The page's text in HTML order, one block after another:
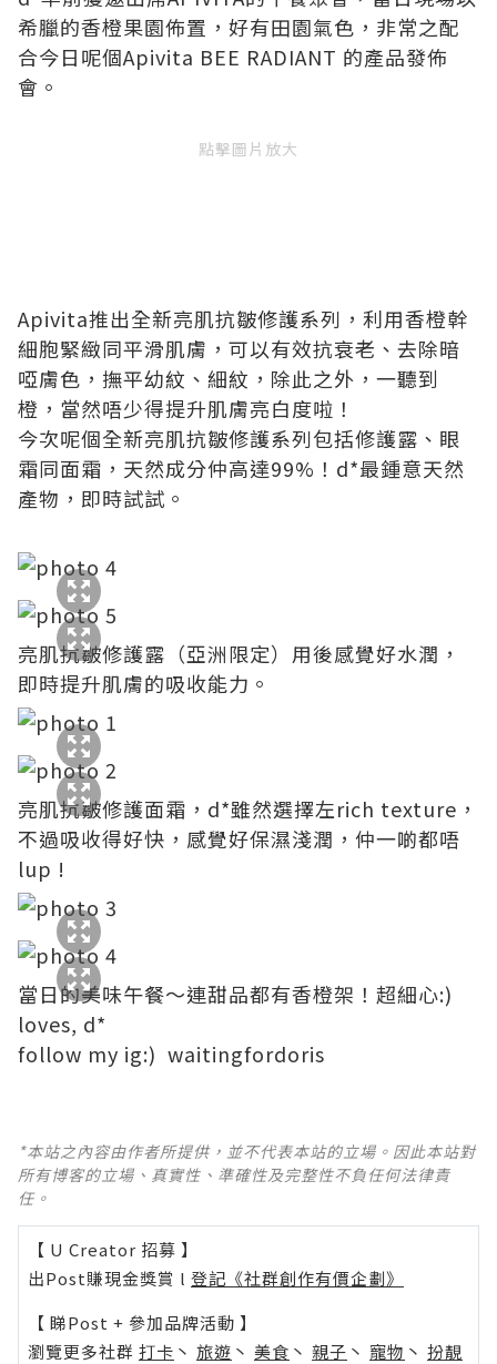
希臘的香橙果園佈置，好有田園氣色，非常之配
合今日呢個Apivita BEE RADIANT 的產品發佈
會。
點擊圖片放大
Apivita推出全新亮肌抗皺修護系列，利用香橙幹
細胞緊緻同平滑肌膚，可以有效抗衰老、去除暗
啞膚色，撫平幼紋、細紋，除此之外，一聽到
橙，當然唔少得提升肌膚亮白度啦！
今次呢個全新亮肌抗皺修護系列包括修護露、眼
霜同面霜，天然成分仲高達99%！d*最鍾意天然
產物，即時試試。
亮肌抗皺修護露（亞洲限定）用後感覺好水潤，
即時提升肌膚的吸收能力。
亮肌抗皺修護面霜，d*雖然選擇左rich texture，
不過吸收得好快，感覺好保濕淺潤，仲一啲都唔
lup !
當日的美味午餐～連甜品都有香橙架！超細心:)
loves, d*
follow my ig:) waitingfordoris
*本站之內容由作者所提供，並不代表本站的立場。因此本站對
所有博客的立場、真實性、準確性及完整性不負任何法律責
任。
【 U Creator 招募 】
出Post賺現金獎賞 l 登記《社群創作有價企劃》
【 睇Post + 參加品牌活動 】
瀏覽更多社群 打卡 丶 旅遊 丶 美食 丶 親子 丶 寵物 丶 扮靚